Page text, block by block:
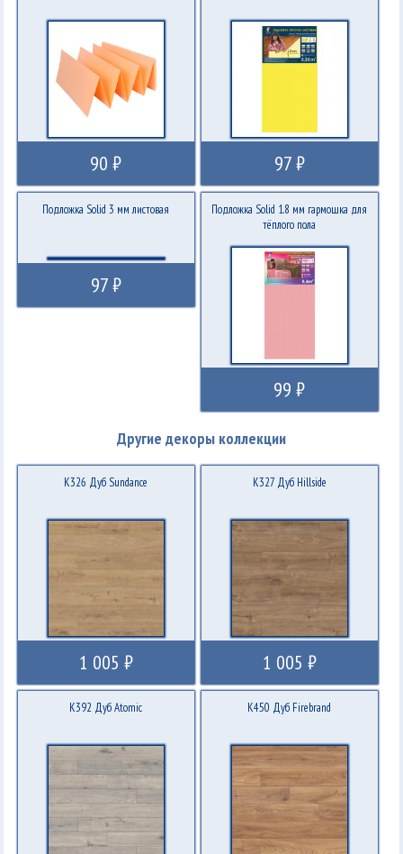
90 ₽ 97 ₽
Подложка Solid 3 мм листовая
97 ₽
Подложка Solid 1.8 мм гармошка для
тёплого пола
99 ₽
Другие декоры коллекции
K326 Дуб Sundance
1 005 ₽
K327 Дуб Hillside
1 005 ₽
K392 Дуб Atomic K450 Дуб Firebrand